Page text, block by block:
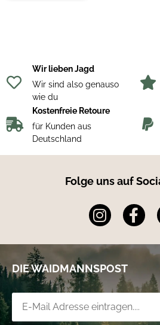
Wir lieben Jagd
Wir sind also genauso
wie du
Kostenfreie Retoure
für Kunden aus
Deutschland
Folge uns auf
DIE WAIDMANNSPOST